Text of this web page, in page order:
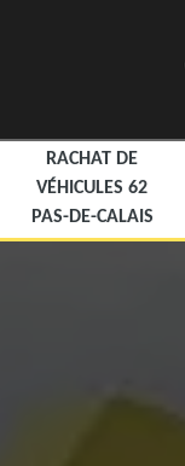
RACHAT DE
VÉHICULES 62
PAS-DE-CALAIS